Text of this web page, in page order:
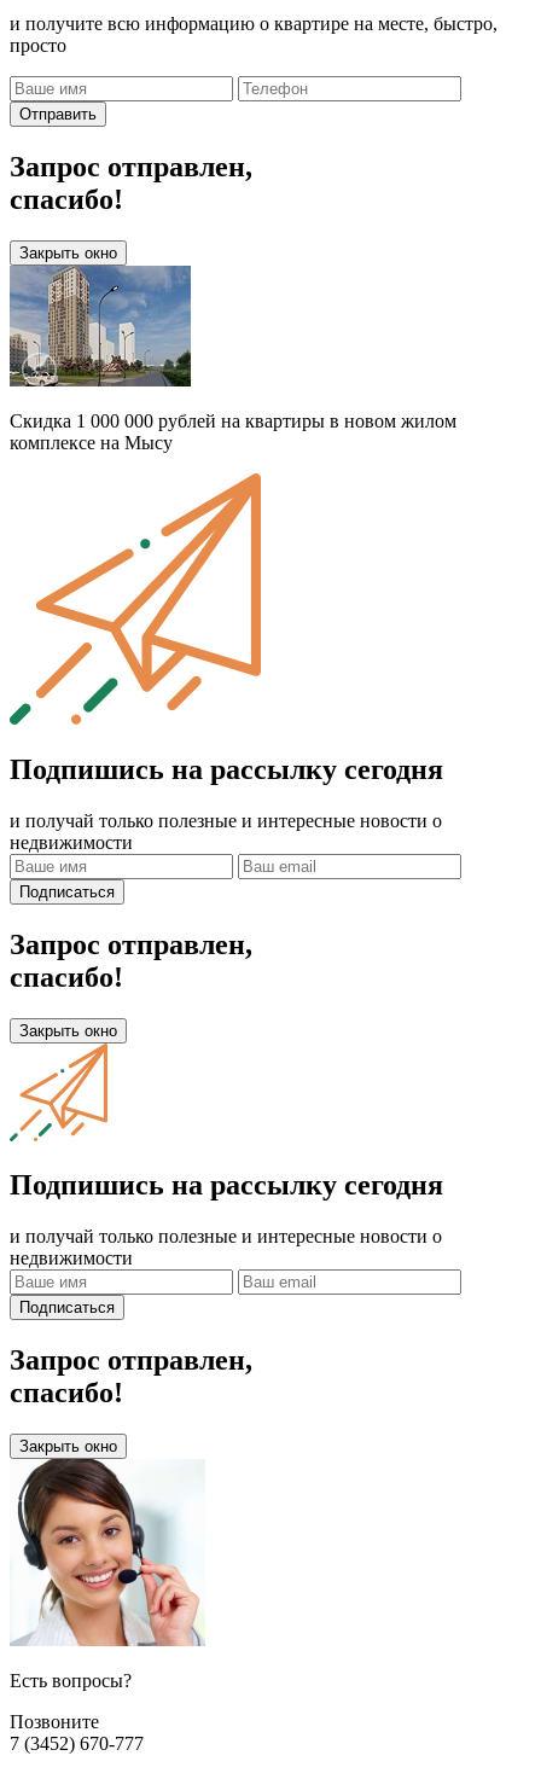
и получите всю информацию о квартире на месте, быстро,
просто
Отправить
Запрос отправлен,
спасибо!
Закрыть окно
Скидка 1 000 000 рублей на квартиры в новом жилом
комплексе на Мысу
Подпишись на рассылку сегодня
и получай только полезные и интересные новости о
недвижимости
Подписаться
Запрос отправлен,
спасибо!
Закрыть окно
Подпишись на рассылку сегодня
и получай только полезные и интересные новости о
недвижимости
Подписаться
Запрос отправлен,
спасибо!
Закрыть окно
Есть вопросы?
Позвоните
7 (3452) 670-777